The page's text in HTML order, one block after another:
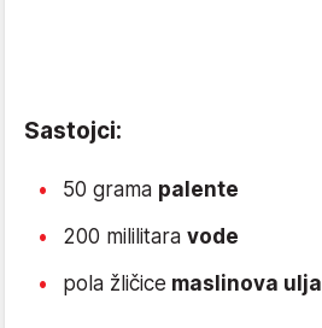
Sastojci:
50 grama palente
200 mililitara vode
pola žličice maslinova ulja